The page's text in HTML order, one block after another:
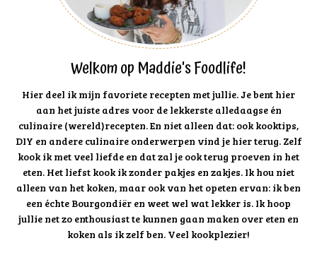
Welkom op Maddie's Foodlife!
Hier deel ik mijn favoriete recepten met jullie. Je bent hier
aan het juiste adres voor de lekkerste alledaagse én
culinaire (wereld)recepten. En niet alleen dat: ook kooktips,
DIY en andere culinaire onderwerpen vind je hier terug. Zelf
kook ik met veel liefde en dat zal je ook terug proeven in het
eten. Het liefst kook ik zonder pakjes en zakjes. Ik hou niet
alleen van het koken, maar ook van het opeten ervan: ik ben
een échte Bourgondiër en weet wel wat lekker is. Ik hoop
jullie net zo enthousiast te kunnen gaan maken over eten en
koken als ik zelf ben. Veel kookplezier!